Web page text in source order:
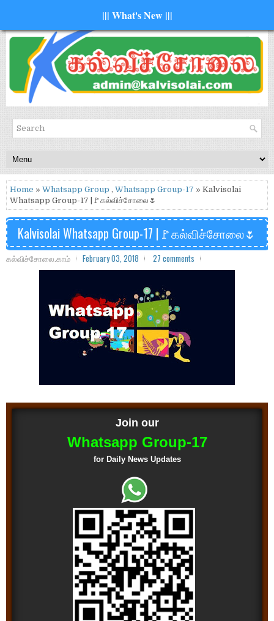
Home » Whatsapp Group , Whatsapp Group-17 » Kalvisolai
Whatsapp Group-17 |🚩கல்விச்சோலை🌷
Kalvisolai Whatsapp Group-17 |🚩கல்விச்சோலை🌷
கல்விச்சோலை.காம் February 03, 2018 27 comments
Join our
Whatsapp Group-17
for Daily News Updates
||| What's New |||